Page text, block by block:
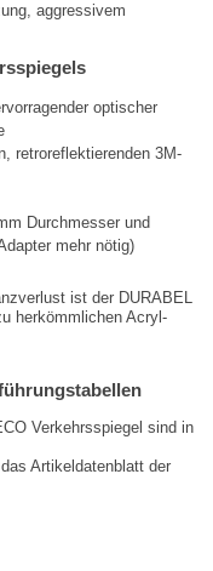
aggressivem
optischer
retroreflektierenden 3M-
Durchmesser und
mehr nötig)
ist der DURABEL
herkömmlichen Acryl-
Verkehrsspiegel sind in
Artikeldatenblatt der